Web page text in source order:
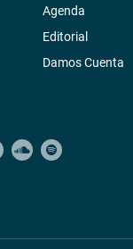
Agenda
Editorial
Damos Cuenta